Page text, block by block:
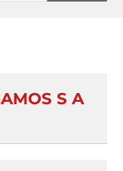
S A